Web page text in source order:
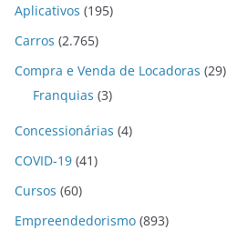
Aplicativos (195)
Carros (2.765)
Compra e Venda de Locadoras (29)
Franquias (3)
Concessionárias (4)
COVID-19 (41)
Cursos (60)
Empreendedorismo (893)